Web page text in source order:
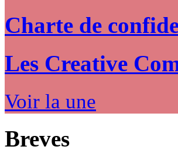
Charte de
Les Creative
Voir la une
Breves